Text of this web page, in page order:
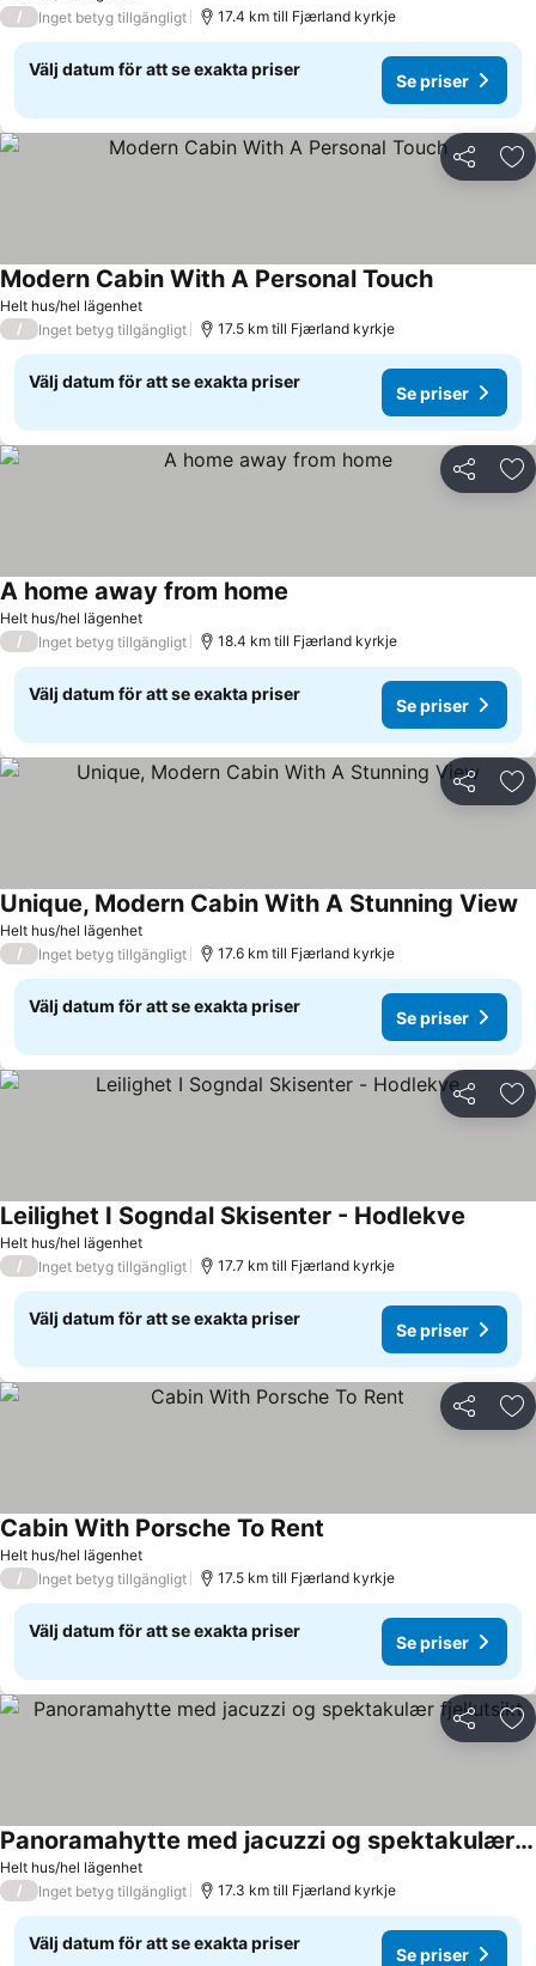
/ Inget betyg tillgängligt 17.4 km till Fjærland kyrkje
Välj datum för att se exakta priser
Se priser
Dela
Helt hus/hel lägenhet
Modern Cabin With A Personal Touch
/ Inget betyg tillgängligt 17.5 km till Fjærland kyrkje
Välj datum för att se exakta priser
Se priser
Dela
Helt hus/hel lägenhet
A home away from home
/ Inget betyg tillgängligt 18.4 km till Fjærland kyrkje
Välj datum för att se exakta priser
Se priser
Dela
Helt hus/hel lägenhet
Unique, Modern Cabin With A Stunning View
/ Inget betyg tillgängligt 17.6 km till Fjærland kyrkje
Välj datum för att se exakta priser
Se priser
Dela
Helt hus/hel lägenhet
Leilighet I Sogndal Skisenter - Hodlekve
/ Inget betyg tillgängligt 17.7 km till Fjærland kyrkje
Välj datum för att se exakta priser
Se priser
Dela
Helt hus/hel lägenhet
Cabin With Porsche To Rent
/ Inget betyg tillgängligt 17.5 km till Fjærland kyrkje
Välj datum för att se exakta priser
Se priser
Dela
Helt hus/hel lägenhet
Panoramahytte med jacuzzi og spektakulær fjellutsikt
/ Inget betyg tillgängligt 17.3 km till Fjærland kyrkje
Välj datum för att se exakta priser
Se priser